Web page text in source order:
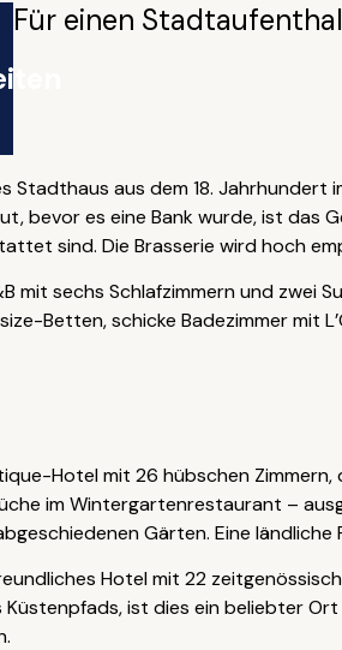
Für einen
Stadthaus aus dem 18. Jahrhundert
bevor es eine Bank wurde, ist das
sind. Die Brasserie wird hoch
mit sechs Schlafzimmern und zwei
Betten, schicke Badezimmer
Hotel mit 26 hübschen
im Wintergartenrestaurant –
Gärten. Eine ländliche
Hotel mit 22
ist dies ein beliebter